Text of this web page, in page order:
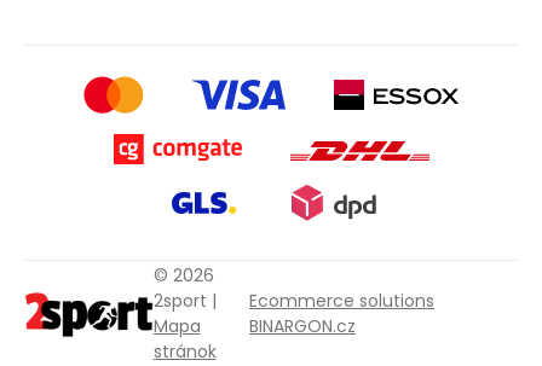
© 2026
2sport |
Mapa
stránok
Ecommerce solutions
BINARGON.cz